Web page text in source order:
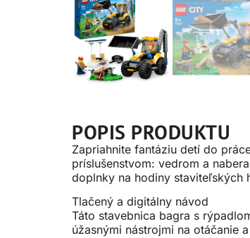
POPIS PRODUKTU
Zapriahnite fantáziu detí do
príslušenstvom: vedrom a
doplnky na hodiny staviteľských
Tlačený a digitálny návod
Táto stavebnica bagra s
úžasnými nástrojmi na otáčanie